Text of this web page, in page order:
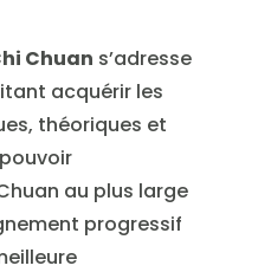
Chuan s’adresse
acquérir les
théoriques et
au plus large
progressif